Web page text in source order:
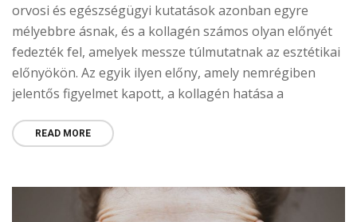
orvosi és egészségügyi kutatások azonban egyre
mélyebbre ásnak, és a kollagén számos olyan előnyét
fedezték fel, amelyek messze túlmutatnak az esztétikai
előnyökön. Az egyik ilyen előny, amely nemrégiben
jelentős figyelmet kapott, a kollagén hatása a
READ MORE